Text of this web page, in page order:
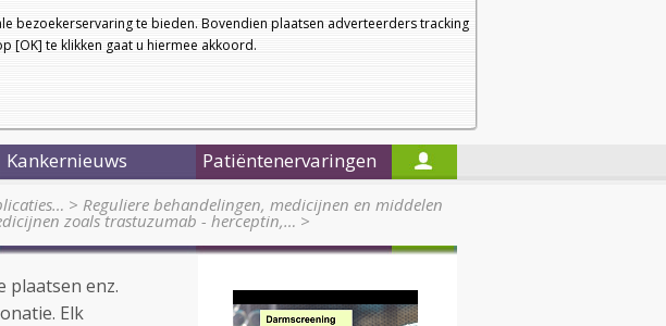
bezoekerservaring te bieden. Bovendien plaatsen adverteerders tracking
[OK] te klikken gaat u hiermee akkoord.
a
a
Nieuwsbrief
Startpagina
Kankernieuws Patiëntenervaringen
> Reguliere behandelingen, medicijnen en middelen
zoals trastuzumab - herceptin,… >
plaatsen enz.
Elk